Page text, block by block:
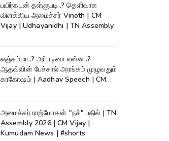
பயிர்கடன் தள்ளுபடி..? தெளிவாக
விளக்கிய அமைச்சர் Vinoth | CM
Vijay | Udhayanidhi | TN Assembly
லஞ்சம்மா..? அப்படினா என்ன..?
ஆதவ்வின் பேச்சால் அரங்கம் முழுவதும்
கரகோஷம் | Aadhav Speech | CM
அமைச்சர் ராஜ்மோகன் "நச்" பதில் | TN
Assembly 2026 | CM Vijay |
Kumudam News | #shorts